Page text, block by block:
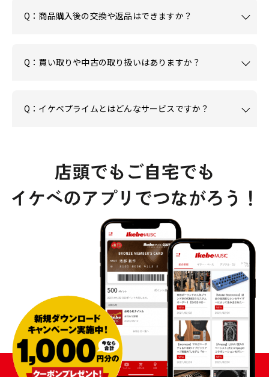
Q：商品購入後の交換や返品はできますか？
Q：買い取りや中古の取り扱いはありますか？
Q：イケベプライムとはどんなサービスですか？